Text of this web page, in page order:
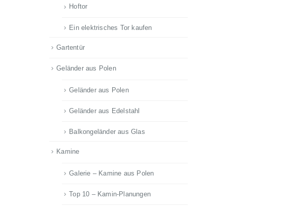
Hoftor
Ein elektrisches Tor kaufen
Gartentür
Geländer aus Polen
Geländer aus Polen
Geländer aus Edelstahl
Balkongeländer aus Glas
Kamine
Galerie – Kamine aus Polen
Top 10 – Kamin-Planungen